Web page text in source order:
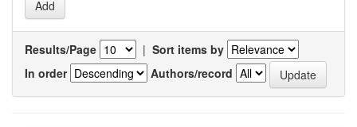
Results/Page | Sort items by
In order
Authors/record